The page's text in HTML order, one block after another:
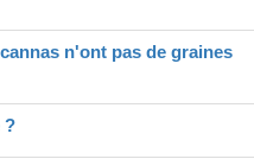
n'ont pas de graines
?